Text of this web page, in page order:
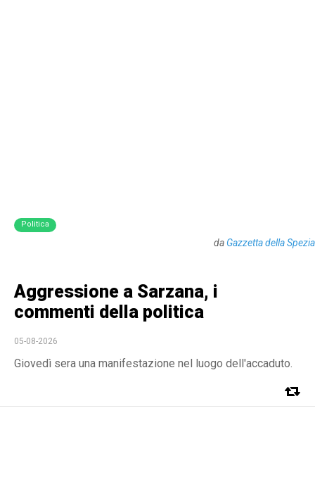
Politica
da Gazzetta della Spezia
Aggressione a Sarzana, i
commenti della politica
05-08-2026
Giovedì sera una manifestazione nel luogo dell'accaduto.